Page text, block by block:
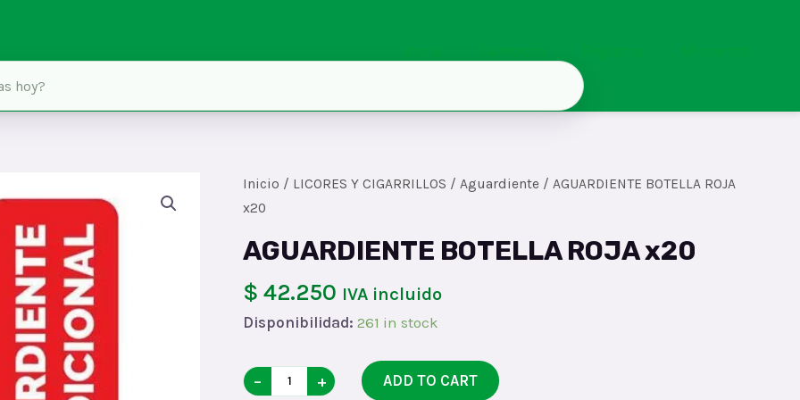
Inicio / LICORES Y CIGARRILLOS / Aguardiente / AGUARDIENTE BOTELLA ROJA
x20
AGUARDIENTE BOTELLA ROJA x20
$ 42.250 IVA incluido
Disponibilidad: 261 in stock
AGUARDIENTE
− + ADD TO CART